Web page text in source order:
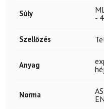
Súly
-
Szellőzés
Anyag
héj
Norma